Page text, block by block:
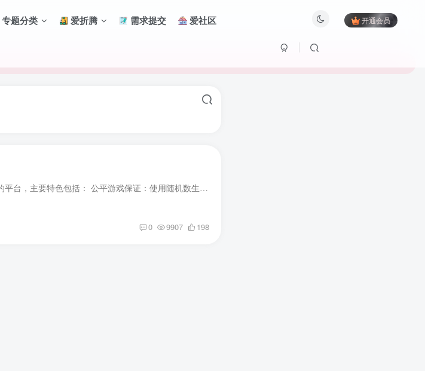
专题分类 爱折腾 需求提交 爱社区 开通会员
游戏简介 这款德州扑克游戏提供了一个与全球数百万玩家竞技的平台，主要特色包括： 公平游戏保证：使用随机数生成器(RNG)，经过独立认证，确保游戏公平性。 多种赌场游戏：集成了二十一点、奥马...
0 9907 198